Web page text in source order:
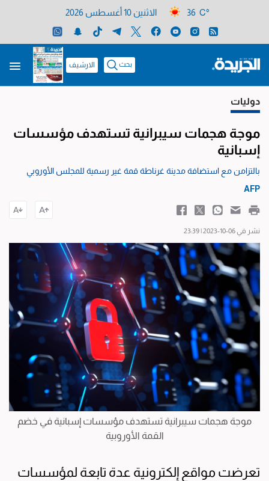
36 C° الاثنين 10 أغسطس 2026
بحث الارشيف
دوليات
موجة هجمات سيبرانية تستهدف مؤسسات
إسبانية
بالتزامن مع استضافة مدينة غرناطة قمة غير رسمية للمجلس الأوروبي
AFP
نشر في 06-10-2023 | 23:39
موجة هجمات سيبرانية تستهدف مؤسسات إسبانية في خضم
القمة الأوروبية
تعرضت مواقع إلكترونية عدة تابعة لمؤسسات